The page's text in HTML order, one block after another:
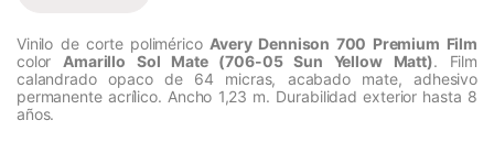
Vinilo de corte polimérico Avery Dennison 700 Premium Film
color Amarillo Sol Mate (706-05 Sun Yellow Matt). Film
calandrado opaco de 64 micras, acabado mate, adhesivo
permanente acrílico. Ancho 1,23 m. Durabilidad exterior hasta 8
años.